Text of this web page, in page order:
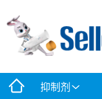
抑制剂